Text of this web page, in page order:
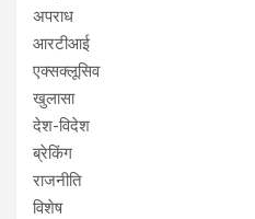
अपराध
आरटीआई
एक्सक्लूसिव
खुलासा
देश-विदेश
ब्रेकिंग
राजनीति
विशेष